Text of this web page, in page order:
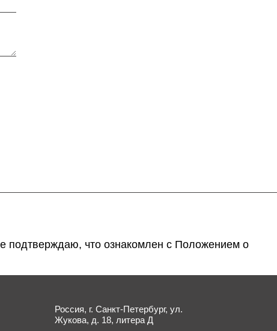
подтверждаю, что ознакомлен с Положением о
Россия, г. Санкт-Петербург, ул.
Жукова, д. 18, литера Д